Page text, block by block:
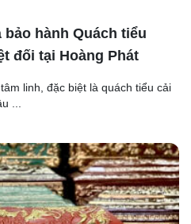
hành Quách tiểu
đối tại Hoàng Phát
linh, đặc biệt là quách tiểu cải
...